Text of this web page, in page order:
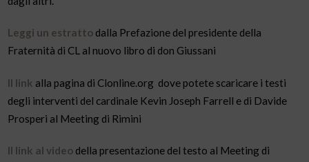
Leggi un estratto dalla Prefazione del presidente della
Fraternità di CL al nuovo libro di don Giussani
Il link alla pagina di Clonline.org dove potete scaricare i testi
degli interventi del cardinale Kevin Joseph Farrell e di Davide
Prosperi al Meeting di Rimini
Il link al video della presentazione del testo al Meeting di